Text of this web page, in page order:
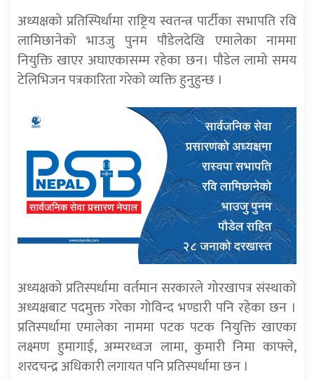
अध्यक्षको प्रतिस्पिर्धामा राष्ट्रिय स्वतन्त्र पार्टीका सभापति रवि
लामिछानेको भाउजु पुनम पाैडेलदेखि एमालेका नाममा
नियुक्ति खाएर अघाएकासम्म रहेका छन। पाैडेल लामो समय
टेलिभिजन पत्रकारिता गरेको व्यक्ति हुनुहुन्छ ।
अध्यक्षको प्रतिस्पर्धामा वर्तमान सरकारले गोरखापत्र संस्थाको
अध्यक्षबाट पदमुक्त गरेका गोविन्द भण्डारी पनि रहेका छन ।
प्रतिस्पर्धामा एमालेका नाममा पटक पटक नियुक्ति खाएका
लक्ष्मण हुमागाई, अम्मरध्वज लामा, कुमारी निमा काफ्ले,
शरदचन्द्र अधिकारी लगायत पनि प्रतिस्पर्धामा छन ।